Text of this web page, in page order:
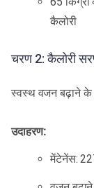
कैलोरी
चरण 2: कैलोरी
स्वस्थ वजन बढ़ाने
उदाहरण:
मेंटेनेंस: